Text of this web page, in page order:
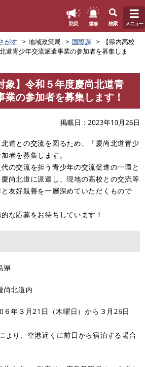
防災 重要 検索 メニュー
がす 地域政策局 国際課
【県内高校
道青少年交流派遣事業の参加者を募集しま
象】令和５年度慶尚北道青
業の参加者を募集します！
掲載日 2023年10月26日
道との交流を図るため、「慶尚北道青少
者を募集します。
の交流を担う青少年の交流促進の一環と
尚北道に派遣し、現地の高校との交流等
友好親善を一層深めていただくもので
な応募をお待ちしています！
県
尚北道内
６年３月21日（木曜日）から３月26日
より、空港近くに前日から宿泊する場合